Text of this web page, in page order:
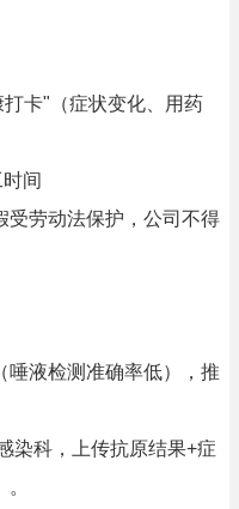
卡"（症状变化、用药
间
受劳动法保护，公司不得
唾液检测准确率低），推
染科，上传抗原结果+症